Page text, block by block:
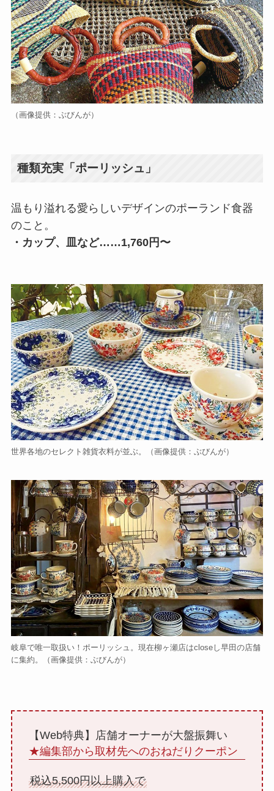
（画像提供：ぶびんが）
種類充実「ポーリッシュ」
温もり溢れる愛らしいデザインのポーランド食器
のこと。
・カップ、皿など… …1,760円〜
世界各地のセレクト雑貨衣料が並ぶ。（画像提供：ぶびんが）
岐阜で唯一取扱い！ポーリッシュ。現在柳ヶ瀬店はcloseし早田の店舗
に集約。（画像提供：ぶびんが）
【Web特典】店舗オーナーが大盤振舞い
★編集部から取材先へのおねだりクーポン
税込5,500円以上購入で